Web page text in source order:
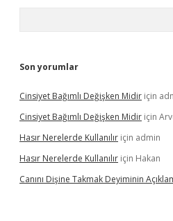
Son yorumlar
Cinsiyet Bağımlı Değişken Midir için
Cinsiyet Bağımlı Değişken Midir için
Hasır Nerelerde Kullanılır için admin
Hasır Nerelerde Kullanılır için Hakan
Canını Dişine Takmak Deyiminin